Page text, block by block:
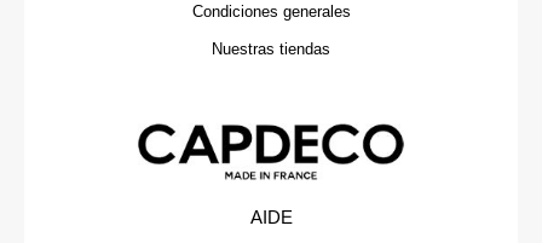
Condiciones generales
Nuestras tiendas
AIDE